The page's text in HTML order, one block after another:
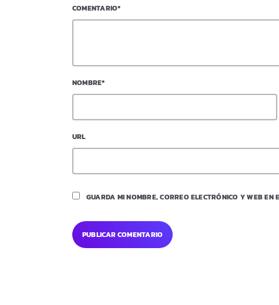
COMENTARIO*
NOMBRE*
URL
GUARDA MI NOMBRE, CORREO ELECTRÓNICO Y WEB